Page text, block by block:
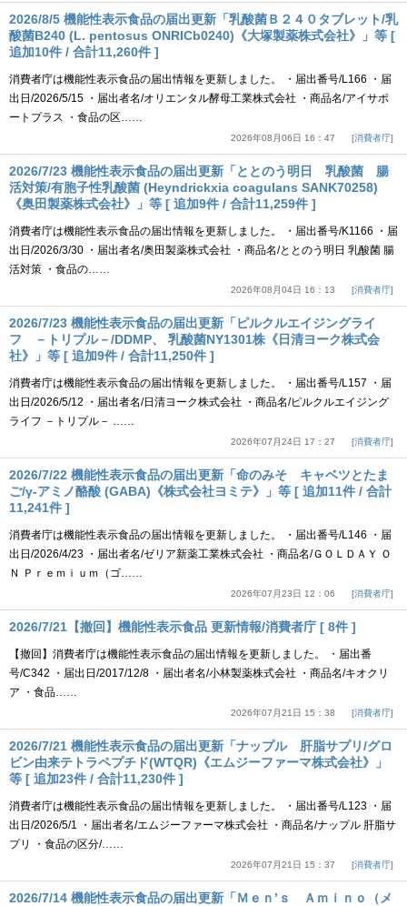
2026/8/5 機能性表示食品の届出更新「乳酸菌Ｂ２４０タブレット/乳
酸菌B240 (L. pentosus ONRICb0240)《大塚製薬株式会社》」等 [
追加10件 / 合計11,260件 ]
消費者庁は機能性表示食品の届出情報を更新しました。 ・届出番号/L166 ・届
出日/2026/5/15 ・届出者名/オリエンタル酵母工業株式会社 ・商品名/アイサポ
ートプラス ・食品の区……
2026年08月06日 16：47 消費者庁
2026/7/23 機能性表示食品の届出更新「ととのう明日 乳酸菌 腸
活対策/有胞子性乳酸菌 (Heyndrickxia coagulans SANK70258)
《奥田製薬株式会社》」等 [ 追加9件 / 合計11,259件 ]
消費者庁は機能性表示食品の届出情報を更新しました。 ・届出番号/K1166 ・届
出日/2026/3/30 ・届出者名/奥田製薬株式会社 ・商品名/ととのう明日 乳酸菌 腸
活対策 ・食品の……
2026年08月04日 16：13 消費者庁
2026/7/23 機能性表示食品の届出更新「ピルクルエイジングライ
フ －トリプル－/DDMP、 乳酸菌NY1301株《日清ヨーク株式会
社》」等 [ 追加9件 / 合計11,250件 ]
消費者庁は機能性表示食品の届出情報を更新しました。 ・届出番号/L157 ・届
出日/2026/5/12 ・届出者名/日清ヨーク株式会社 ・商品名/ピルクルエイジング
ライフ －トリプル－ ……
2026年07月24日 17：27 消費者庁
2026/7/22 機能性表示食品の届出更新「命のみそ キャベツとたま
ご/γ-アミノ酪酸 (GABA)《株式会社ヨミテ》」等 [ 追加11件 / 合計
11,241件 ]
消費者庁は機能性表示食品の届出情報を更新しました。 ・届出番号/L146 ・届
出日/2026/4/23 ・届出者名/ゼリア新薬工業株式会社 ・商品名/ＧＯＬＤＡＹ Ｏ
Ｎ Ｐｒｅｍｉｕｍ（ゴ……
2026年07月23日 12：06 消費者庁
2026/7/21【撤回】機能性表示食品 更新情報/消費者庁 [ 8件 ]
【撤回】消費者庁は機能性表示食品の届出情報を更新しました。 ・届出番
号/C342 ・届出日/2017/12/8 ・届出者名/小林製薬株式会社 ・商品名/キオクリ
ア ・食品……
2026年07月21日 15：38 消費者庁
2026/7/21 機能性表示食品の届出更新「ナップル 肝脂サプリ/グロ
ビン由来テトラペプチド(WTQR)《エムジーファーマ株式会社》」
等 [ 追加23件 / 合計11,230件 ]
消費者庁は機能性表示食品の届出情報を更新しました。 ・届出番号/L123 ・届
出日/2026/5/1 ・届出者名/エムジーファーマ株式会社 ・商品名/ナップル 肝脂サ
プリ ・食品の区分/……
2026年07月21日 15：37 消費者庁
2026/7/14 機能性表示食品の届出更新「Ｍｅｎ’ｓ Ａｍｉｎｏ（メ